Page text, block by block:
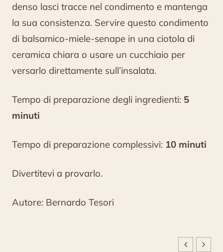
denso lasci tracce nel condimento e mantenga
la sua consistenza. Servire questo condimento
di balsamico-miele-senape in una ciotola di
ceramica chiara o usare un cucchiaio per
versarlo direttamente sull’insalata.
Tempo di preparazione degli ingredienti: 5
minuti
Tempo di preparazione complessivi: 10 minuti
Divertitevi a provarlo.
Autore: Bernardo Tesori